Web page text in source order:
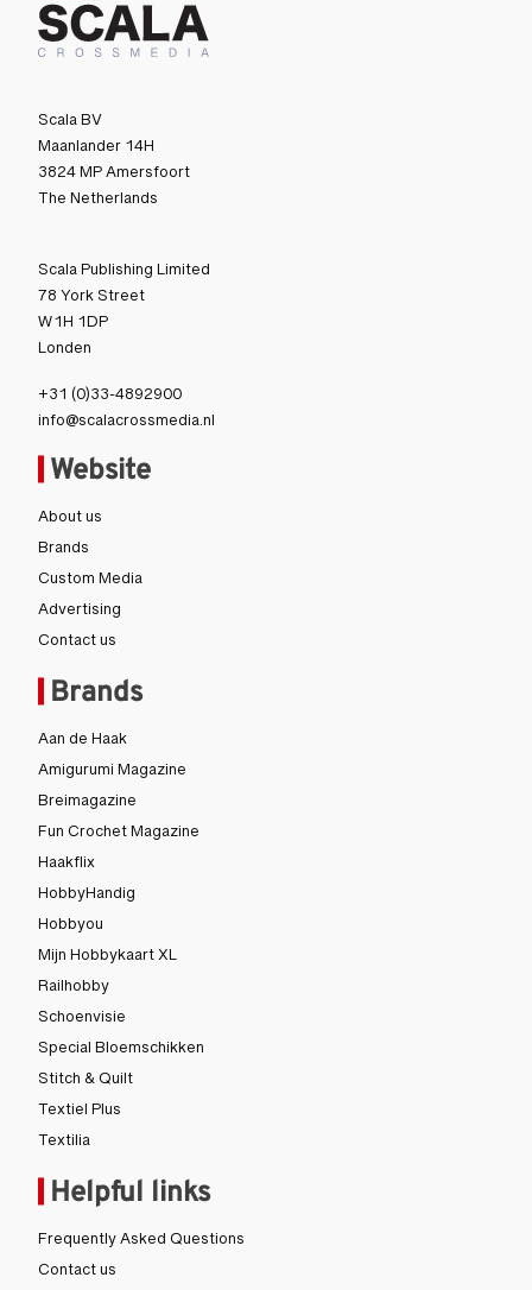
Scala BV
Maanlander 14H
3824 MP Amersfoort
The Netherlands
Scala Publishing Limited
78 York Street
W1H 1DP
Londen
+31 (0)33-4892900
info@scalacrossmedia.nl
Brands
Aan de Haak
Amigurumi Magazine
Breimagazine
Fun Crochet Magazine
Haakflix
HobbyHandig
Hobbyou
Mijn Hobbykaart XL
Railhobby
Schoenvisie
Special Bloemschikken
Stitch & Quilt
Textiel Plus
Textilia
Website
About us
Brands
Custom Media
Advertising
Contact us
Helpful links
Frequently Asked Questions
Contact us